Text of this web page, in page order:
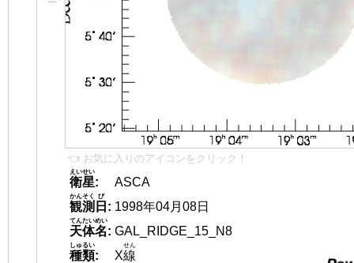
👈 お気に入りのアイコンをクリック！
衛星
えいせい
:
ASCA
観測
かんそく
日
び
: 1998年04月08日
天体名
てんたいめい
: GAL_RIDGE_15_N8
種類
しゅるい
: X線
せん